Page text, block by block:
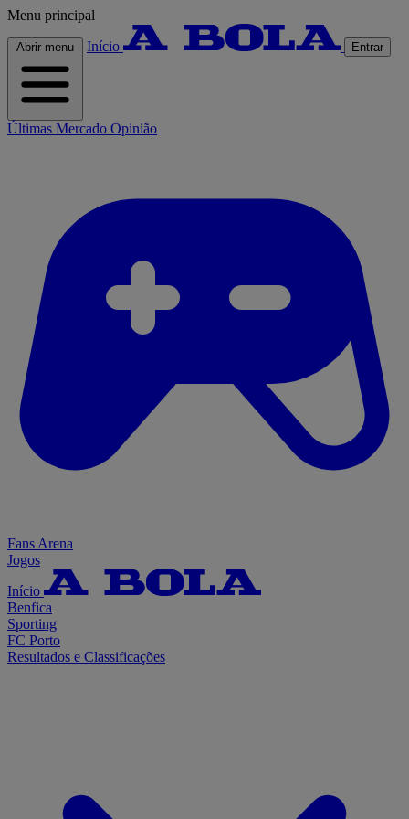
Menu principal
Abrir menu Início Entrar
Últimas Mercado Opinião
Fans Arena
Jogos
Início
Benfica
Sporting
FC Porto
Resultados e Classificações